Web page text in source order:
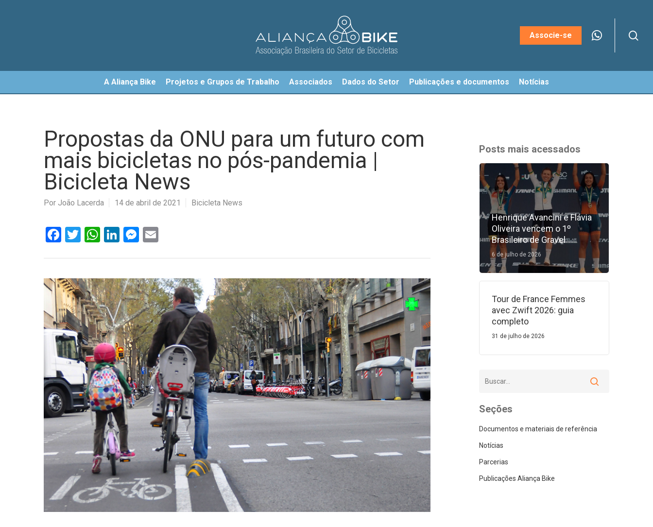
Hit enter to search or ESC to close
Associe-se
A Aliança Bike Projetos e Grupos de Trabalho Associados Dados do Setor Publicações e documentos Notícias
Propostas da ONU para um futuro com
mais bicicletas no pós-pandemia |
Bicicleta News
Por João Lacerda 14 de abril de 2021 Bicicleta News
Facebook
Twitter
WhatsApp
LinkedIn
Messenger
Posts mais acessados
Henrique Avancini e Flávia
Oliveira vencem o 1º
Brasileiro de Gravel
6 de julho de 2026
Tour de France Femmes
avec Zwift 2026: guia
completo
31 de julho de 2026
Seções
Documentos e materiais de referência
Notícias
Parcerias
Publicações Aliança Bike